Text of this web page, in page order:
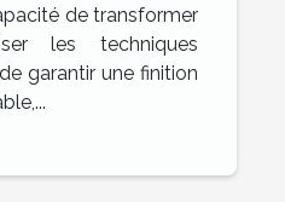
de transformer
les techniques
garantir une finition